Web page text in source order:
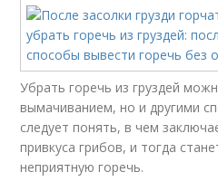
Убрать горечь из груздей
вымачиванием, но и другими
следует понять, в чем
привкуса грибов, и тогда
неприятную горечь.